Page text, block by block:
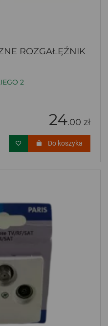
ROZGAŁĘŹNIK
2
24.00 zł
Do koszyka